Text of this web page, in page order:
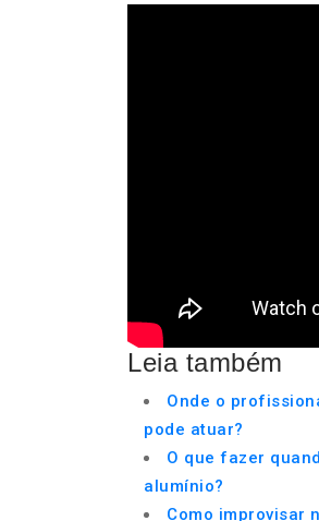
Leia também
Onde o
pode atuar?
O que fazer
alumínio?
Como improvisar